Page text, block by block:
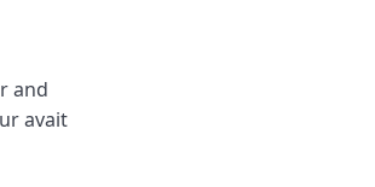
and
avait